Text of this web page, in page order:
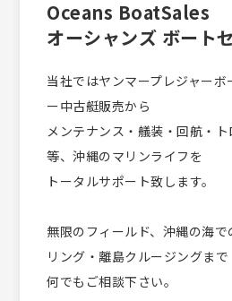
Oceans BoatSales
オーシャンズ ボート
当社ではヤンマープレジャーボ
ー中古艇販売から
メンテナンス・艤装・回航・
等、沖縄のマリンライフを
トータルサポート致します。
無限のフィールド、沖縄の海
リング・離島クルージングまで
何でもご相談下さい。